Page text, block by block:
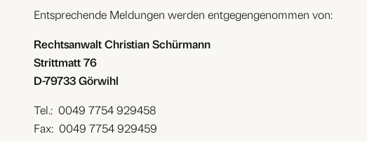
Entsprechende Meldungen werden entgegengenommen von:
Rechtsanwalt Christian Schürmann
Strittmatt 76
D-79733 Görwihl
Tel.: 0049 7754 929458
Fax: 0049 7754 929459